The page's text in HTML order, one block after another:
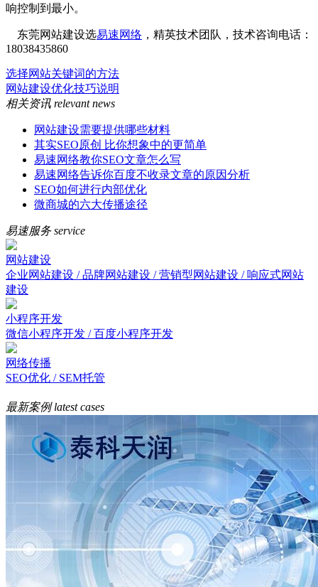
响控制到最小。
东莞网站建设选易速网络 ，精英技术团队，技术咨询电话：
18038435860
选择网站关键词的方法
网站建设优化技巧说明
相关资讯 relevant news
网站建设需要提供哪些材料
其实SEO原创 比你想象中的更简单
易速网络教你SEO文章怎么写
易速网络告诉你百度不收录文章的原因分析
SEO如何进行内部优化
微商城的六大传播途径
易速服务service
网站建设
企业网站建设 / 品牌网站建设 / 营销型网站建设 / 响应式网站
建设
小程序开发
微信小程序开发 / 百度小程序开发
网络传播
SEO优化 / SEM托管
最新案例latest cases